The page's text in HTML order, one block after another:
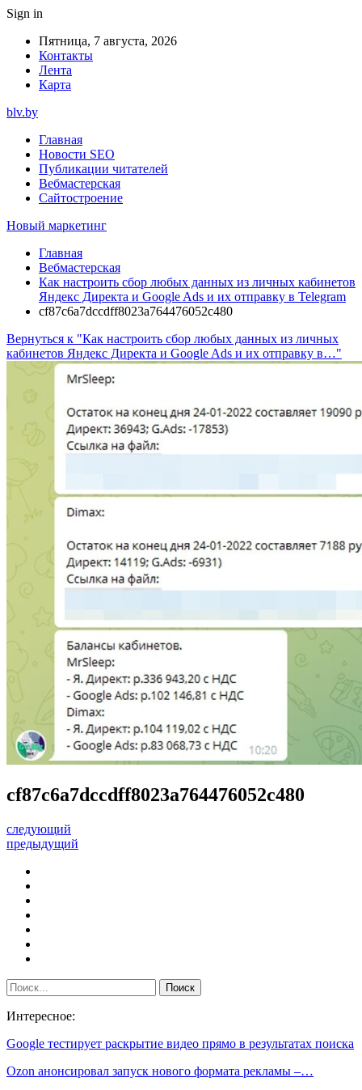
Sign in
Пятница, 7 августа, 2026
Контакты
Лента
Карта
blv.by
Главная
Новости SEO
Публикации читателей
Вебмастерская
Сайтостроение
Новый маркетинг
Главная
Вебмастерская
Как настроить сбор любых данных из личных кабинетов
Яндекс Директа и Google Ads и их отправку в Telegram
cf87c6a7dccdff8023a764476052c480
Вернуться к "Как настроить сбор любых данных из личных
кабинетов Яндекс Директа и Google Ads и их отправку в…"
cf87c6a7dccdff8023a764476052c480
следующий
предыдущий
Интересное:
Google тестирует раскрытие видео прямо в результатах поиска
Ozon анонсировал запуск нового формата рекламы –…